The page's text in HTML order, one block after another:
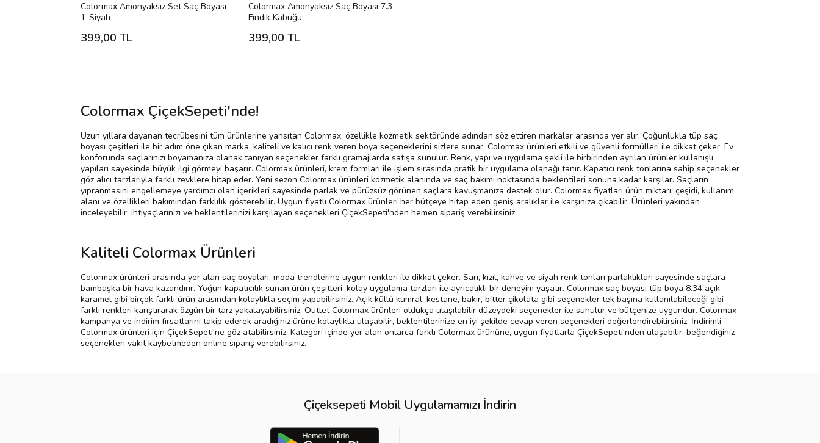
Colormax Amonyaksız Set Saç Boyası
1-Siyah
399,00 TL
Colormax Amonyaksız Saç Boyası 7.3-
Fındık Kabuğu
399,00 TL
Colormax ÇiçekSepeti'nde!
Uzun yıllara dayanan tecrübesini tüm ürünlerine yansıtan Colormax, özellikle kozmetik sektöründe adından söz ettiren markalar arasında yer alır. Çoğunlukla tüp saç
boyası çeşitleri ile bir adım öne çıkan marka, kaliteli ve kalıcı renk veren boya seçeneklerini sizlere sunar. Colormax ürünleri etkili ve güvenli formülleri ile dikkat çeker. Ev
konforunda saçlarınızı boyamanıza olanak tanıyan seçenekler farklı gramajlarda satışa sunulur. Renk, yapı ve uygulama şekli ile birbirinden ayrılan ürünler kullanışlı
yapıları sayesinde büyük ilgi görmeyi başarır. Colormax ürünleri, krem formları ile işlem sırasında pratik bir uygulama olanağı tanır. Kapatıcı renk tonlarına sahip seçenekler
göz alıcı tarzlarıyla farklı zevklere hitap eder. Yeni sezon Colormax ürünleri kozmetik alanında ve saç bakımı noktasında beklentileri sonuna kadar karşılar. Saçların
yıpranmasını engellemeye yardımcı olan içerikleri sayesinde parlak ve pürüzsüz görünen saçlara kavuşmanıza destek olur. Colormax fiyatları ürün miktarı, çeşidi, kullanım
alanı ve özellikleri bakımından farklılık gösterebilir. Uygun fiyatlı Colormax ürünleri her bütçeye hitap eden geniş aralıklar ile karşınıza çıkabilir. Ürünleri yakından
inceleyebilir, ihtiyaçlarınızı ve beklentilerinizi karşılayan seçenekleri ÇiçekSepeti'nden hemen sipariş verebilirsiniz.
Kaliteli Colormax Ürünleri
Colormax ürünleri arasında yer alan saç boyaları, moda trendlerine uygun renkleri ile dikkat çeker. Sarı, kızıl, kahve ve siyah renk tonları parlaklıkları sayesinde saçlara
bambaşka bir hava kazandırır. Yoğun kapatıcılık sunan ürün çeşitleri, kolay uygulama tarzları ile ayrıcalıklı bir deneyim yaşatır. Colormax saç boyası tüp boya 8.34 açık
karamel gibi birçok farklı ürün arasından kolaylıkla seçim yapabilirsiniz. Açık küllü kumral, kestane, bakır, bitter çikolata gibi seçenekler tek başına kullanılabileceği gibi
farklı renkleri karıştırarak özgün bir tarz yakalayabilirsiniz. Outlet Colormax ürünleri oldukça ulaşılabilir düzeydeki seçenekler ile sunulur ve bütçenize uygundur. Colormax
kampanya ve indirim fırsatlarını takip ederek aradığınız ürüne kolaylıkla ulaşabilir, beklentilerinize en iyi şekilde cevap veren seçenekleri değerlendirebilirsiniz. İndirimli
Colormax ürünleri için ÇiçekSepeti'ne göz atabilirsiniz. Kategori içinde yer alan onlarca farklı Colormax ürününe, uygun fiyatlarla ÇiçekSepeti'nden ulaşabilir, beğendiğiniz
seçenekleri vakit kaybetmeden online sipariş verebilirsiniz.
Çiçeksepeti Mobil Uygulamamızı İndirin